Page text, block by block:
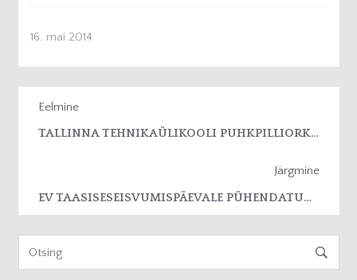
16. mai 2014
Eelmine
TALLINNA TEHNIKAÜLIKOOLI PUHKPILLIORKESTRI KONTSERTETENDUS ”LOTTEMAA KEVADPIDU”
Järgmine
EV TAASISESEISVUMISPÄEVALE PÜHENDATUD KONTSERT PRANGLI SAAREL
